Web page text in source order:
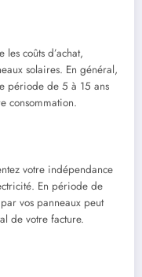
coûts d’achat,
solaires. En général,
période de 5 à 15 ans
consommation.
votre indépendance
En période de
vos panneaux peut
de votre facture.